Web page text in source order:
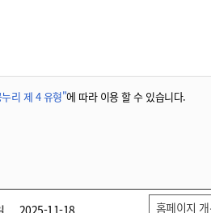
리 제 4 유형"에 따라 이용 할 수 있습니다.
2025-11-18 홈페이지